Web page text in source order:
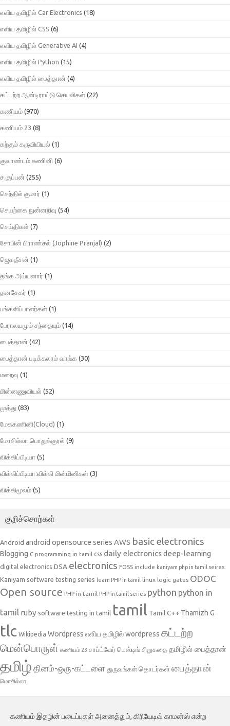
எளிய தமிழில் Car Electronics (18)
எளிய தமிழில் CSS (6)
எளிய தமிழில் Generative AI (4)
எளிய தமிழில் Python (15)
எளிய தமிழில் பைத்தான் (4)
கட்டற்ற ஆன்டிராய்டு செயலிகள் (22)
கணியம் (970)
கணியம் 23 (8)
கற்கும் கருவியியல் (1)
குவாண்டம் கணினி (6)
ச.குப்பன் (255)
செந்தில் குமார் (1)
செயற்கை நுன்னறிவு (54)
செய்திகள் (7)
சோபின் பிராண்சல் (Jophine Pranjal) (2)
ஜெகதீசன் (1)
தங்க அய்யனார் (1)
தனசேகர் (1)
பங்களிப்பாளர்கள் (1)
பேராலயமும் சந்தையும் (14)
பைத்தான் (42)
பைத்தான் படிக்கலாம் வாங்க (30)
மறைவு (1)
மின்னணுவியல் (52)
முத்து (83)
மேககணினி(Cloud) (1)
மோசில்லா பொதுக்குரல் (9)
விக்கிப்பீடியா (5)
விக்கிப்பீடியா:விக்கி மின்மினிகள் (3)
விக்கிமூலம் (5)
குறிச்சொற்கள்
Android android opensource series AWS basic electronics
Blogging C programming in tamil css daily electronicsdeep-learning
digital electronics DSA electronics FOSS include kaniyam php in tamil seires
Kaniyam software testing series learn PHP in tamil linux logic gates ODOC
Open source PHP in tamil PHP in tamil series python python in
tamil ruby software testing in tamil tamil Tamil C++ Thamizh G
tlc Wikipedia Wordpress எளிய தமிழில் wordpress கட்டற்ற
மென்பொருள் கணியம் 23 சாப்ட்வேர் டெஸ்டிங் சிறுகதை தமிழில் பைத்தான்
தமிழ் தினம்-ஒரு-கட்டளை துருவங்கள் தொடர்கள்பைத்தான்
மொசில்லா
கணியம் இதழின் படைப்புகள் அனைத்தும், கிரியேடிவ் காமன்ஸ் என்ற